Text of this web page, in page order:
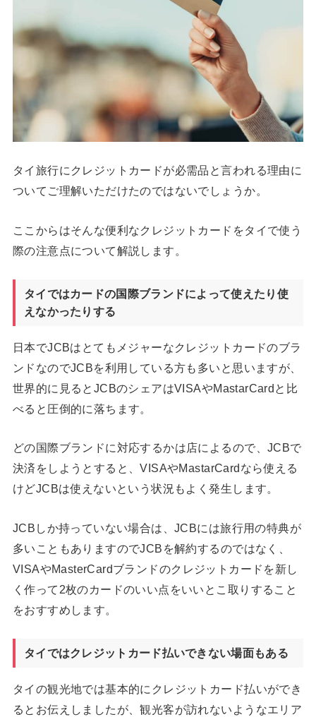
タイ旅行にクレジットカードが必需品と言われる理由に
ついてご理解いただけたのではないでしょうか。
ここからはそんな便利なクレジットカードをタイで使う
際の注意点について解説します。
タイではカードの国際ブランドによって使えたり使
えなかったりする
日本でJCBはとてもメジャーなクレジットカードのブラ
ンドなのでJCBを利用している方も多いと思いますが、
世界的に見るとJCBのシェアはVISAやMastarCardと比
べると圧倒的に落ちます。
どの国際ブランドに対応するかは店によるので、JCBで
決済をしようとすると、VISAやMastarCardなら使える
けどJCBは使えないという状況もよく発生します。
JCBしか持っていない場合は、JCBには旅行用の特典が
多いこともありますのでJCBを解約するのではなく、
VISAやMasterCardブランドのクレジットカードを新し
く作って2枚のカードのいい点をいいとこ取りすること
をおすすめします。
タイではクレジットカード払いできない場面もある
タイの観光地では基本的にクレジットカード払いができ
るとお伝えしましたが、観光客が訪れないようなエリア